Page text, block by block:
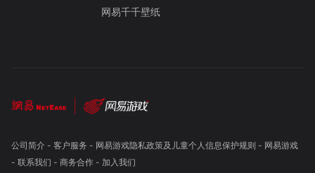
网易千千壁纸
公司简介- 客户服务 - 网易游戏隐私政策及儿童个人信息保护规则 - 网易游戏
- 联系我们 - 商务合作- 加入我们